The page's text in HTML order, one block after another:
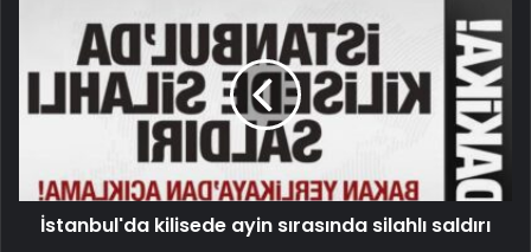
İstanbul'da kilisede ayin sırasında silahlı saldırı